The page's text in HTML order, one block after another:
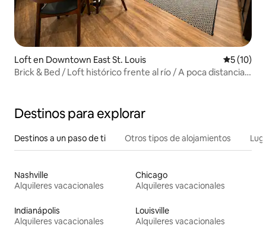
Loft en Downtown East St. Louis
5 (10)
Brick & Bed / Loft histórico frente al río / A poca distancia a
Destinos para explorar
Destinos a un paso de ti Otros tipos de alojamientos
Nashville
Alquileres vacacionales
Chicago
Alquileres vacacionales
Indianápolis
Alquileres vacacionales
Louisville
Alquileres vacacionales